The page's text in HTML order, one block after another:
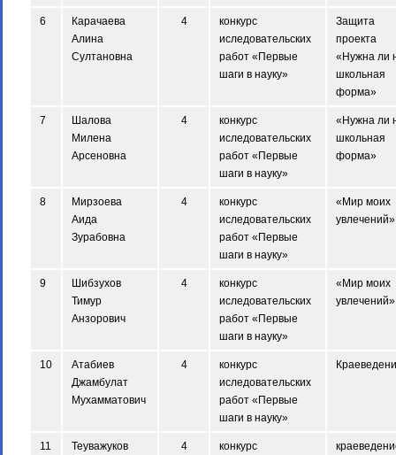
6
Карачаева
Алина
Султановна
4
конкурс
иследовательских
работ «Первые
шаги в науку»
Защита
проекта
«Нужна ли
школьная
форма»
7
Шалова
Милена
Арсеновна
4
конкурс
иследовательских
работ «Первые
шаги в науку»
«Нужна ли
школьная
форма»
8
Мирзоева
Аида
Зурабовна
4
конкурс
иследовательских
работ «Первые
шаги в науку»
«Мир моих
увлечений»
9
Шибзухов
Тимур
Анзорович
4
конкурс
иследовательских
работ «Первые
шаги в науку»
«Мир моих
увлечений»
10
Атабиев
Джамбулат
Мухамматович
4
конкурс
иследовательских
работ «Первые
шаги в науку»
11
Теуважуков
4
конкурс